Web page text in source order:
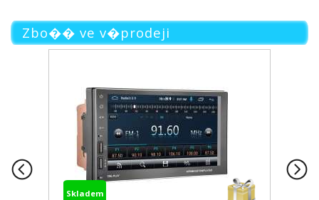
Zbo�� ve v�prodeji
Skladem